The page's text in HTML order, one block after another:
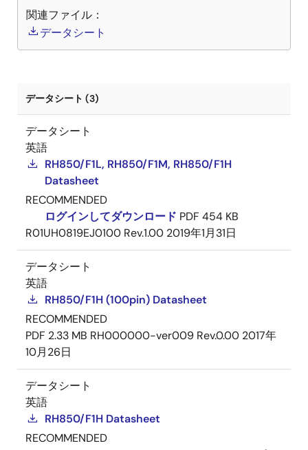
関連ファイル：
データシート
データシート (3)
データシート
英語
RH850/F1L, RH850/F1M, RH850/F1H
Datasheet
RECOMMENDED
ログインしてダウンロード PDF 454 KB
R01UH0819EJ0100 Rev.1.00 2019年1月31日
データシート
英語
RH850/F1H (100pin) Datasheet
RECOMMENDED
PDF 2.33 MB RH000000-ver009 Rev.0.00 2017年
10月26日
データシート
英語
RH850/F1H Datasheet
RECOMMENDED